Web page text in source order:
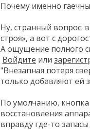
Почему именно
Ну, странный вопрос:
строя», а вот с
А ощущение полного
Войдите или
"Внезапная потеря
только добавляют ей
По умолчанию, кнопка
восстановления
вправду где-то